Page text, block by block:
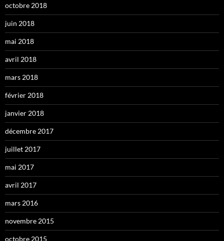
octobre 2018
juin 2018
mai 2018
avril 2018
mars 2018
février 2018
janvier 2018
décembre 2017
juillet 2017
mai 2017
avril 2017
mars 2016
novembre 2015
octobre 2015